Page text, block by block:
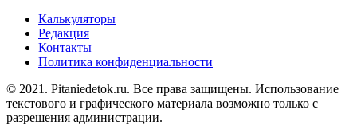
Калькуляторы
Редакция
Контакты
Политика конфиденциальности
© 2021. Pitaniedetok.ru. Все права защищены. Использование
текстового и графического материала возможно только с
разрешения администрации.